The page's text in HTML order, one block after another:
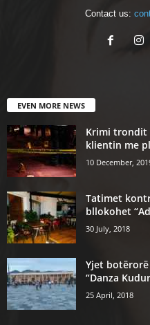
Contact us:
EVEN MORE NEWS
Krimi trondit
klientin me
10 December,
Tatimet
bllokohet
30 July, 2018
Yjet
“Danza
25 April, 2018